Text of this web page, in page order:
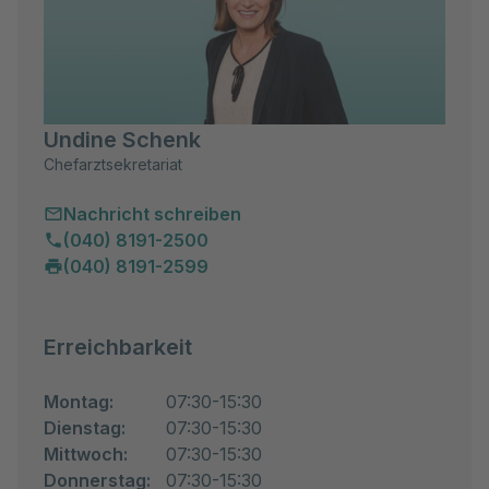
Beziehungsgestaltungen unmittelbar erfahrbar. Auch
hier ist das Ziel die Erkenntnis der inneren und
äußeren Abläufe des Patienten/der Patientin, die zu
der Symptom- und auch Problementwicklung
beigetragen haben, um diese im nächsten Schritt
abzubauen und so nachhaltig zu verändern, dass eine
dauerhafte Verbesserung der Lebensqualität erreicht
Die multimodale Therapie (multimodal = auf vielfältige
Art und Weise) ermöglicht nicht nur ein Verstehen,
sondern auch ein Erleben, damit die Veränderungen
Dadurch unsere Exposition führen wir unseren
ist beziehungsweise dass er gelernt hat, mit seiner
Angst umzugehen. Die Exposition kann auch als
Praxistest dienen und zeigen, ob ehemals
angsteinflößende Situationen nun beherrschbar sind.
Undine Schenk
Chefarztsekretariat
Nachricht schreiben
(040) 8191-2500
(040) 8191-2599
Erreichbarkeit
Montag:
07:30-15:30
Dienstag:
07:30-15:30
Mittwoch:
07:30-15:30
Donnerstag:
07:30-15:30